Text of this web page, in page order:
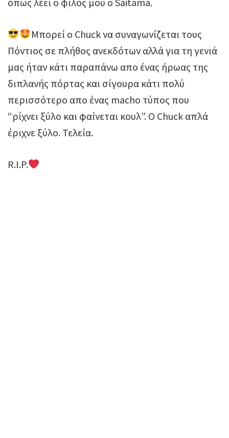
Μπορεί ο Chuck να συναγωνίζεται τους
Πόντιος σε πλήθος ανεκδότων αλλά για τη γενιά
μας ήταν κάτι παραπάνω απο ένας ήρωας της
διπλανής πόρτας και σίγουρα κάτι πολύ
περισσότερο απο ένας macho τύπος που
“ρίχνει ξύλο και φαίνεται κουλ”. Ο Chuck απλά
έριχνε ξύλο. Τελεία.
R.I.P.